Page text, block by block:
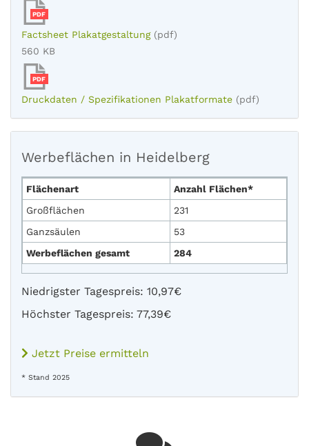
PDF
Factsheet Plakatgestaltung (pdf)
560 KB
PDF
Druckdaten / Spezifikationen Plakatformate (pdf)
Werbeflächen in Heidelberg
Flächenart
Anzahl Flächen*
Großflächen
231
Ganzsäulen
53
Werbeflächen gesamt
284
Niedrigster Tagespreis: 10,97€
Höchster Tagespreis: 77,39€
Jetzt Preise ermitteln
* Stand 2025